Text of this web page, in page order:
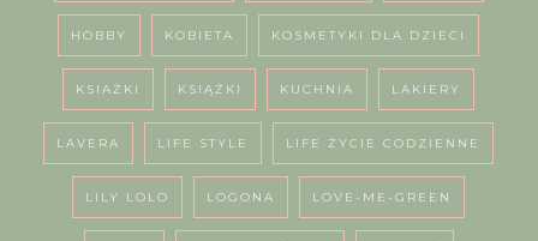
HOBBY KOBIETA KOSMETYKI DLA DZIECI
KSIAŻKI KSIĄŻKI KUCHNIA LAKIERY
LAVERA LIFE STYLE LIFE ŻYCIE CODZIENNE
LILY LOLO LOGONA LOVE-ME-GREEN